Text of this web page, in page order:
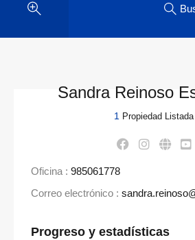
Sandra Reinoso
1 Propiedad Listada
Oficina : 985061778
Correo electrónico :
Progreso y estadísticas